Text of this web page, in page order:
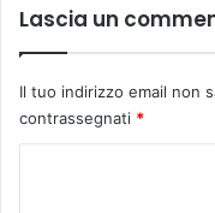
i
a
g
e
T
T
O
Lascia un
Il tuo indirizzo email non
contrassegnati *